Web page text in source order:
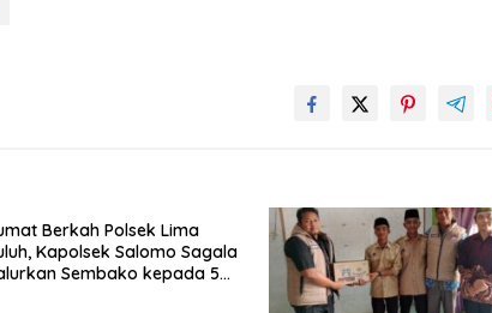
Berkah Polsek Lima
Kapolsek Salomo Sagala
Sembako kepada 50